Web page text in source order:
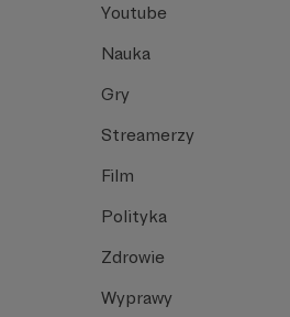
Youtube
Nauka
Gry
Streamerzy
Film
Polityka
Zdrowie
Wyprawy